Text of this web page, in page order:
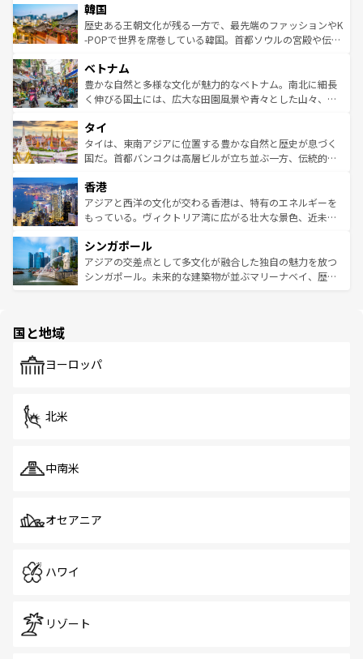
ワイを、存分に味わってほしい。 なお、新着のハワイ情報
はコンテンツ一覧を参照してほしい。
いる。アクティビティも充実しており、サーフィンやダイ
ビング、ハイキングなど、アウトドア好きにはたまらな
い。オーストラリアの多彩な魅力を存分に味わいつくそ
参照してほしい。
ン）、静ひつな山岳地帯である台湾東部など、都市の喧騒
と山間の静けさが共存しており、訪れる人に新しい発見と
驚きをもたらしてくれる。また、奥深い台湾の食文化も魅
容にもいいと評判のスイーツなど、バラエティ豊かな料理
が味わえる。 なお、新着の台湾情報は コンテンツ一覧を参
照してほしい。
韓国
歴史ある王朝文化が残る一方で、最先端のファッションやK
-POPで世界を席巻している韓国。首都ソウルの宮殿や伝統
き、地方に足を延ばせば四季折々の自然美を楽しむことが
できる。そして、キムチや焼肉、絶品のストリートフード
まで、さまざまな韓国料理が待っている。夜には、韓国な
リティに包まれながら、韓国の多彩な魅力を心ゆくまで味
わってみてほしい。 なお、新着の韓国情報はコンテンツ一
覧を参照してほしい。
ベトナム
豊かな自然と多様な文化が魅力的なベトナム。南北に細長
く伸びる国土には、広大な田園風景や青々とした山々、世
急速な発展と共に伝統が息づく。ハノイの古い町並みやホ
ーチミン市のフランス統治時代の建物も、独特の雰囲気を
醸し出している。また、バラエティの豊かさとおいしさで
とつ。フォーやバインミー、ベトナムコーヒーなどは、ぜ
ひ現地で味わいたい。どの地域を訪れてもあたたかい人々
が旅行者を迎えてくれるので、きっと忘れられない旅にな
参照してほしい。
タイ
タイは、東南アジアに位置する豊かな自然と歴史が息づく
国だ。首都バンコクは高層ビルが立ち並ぶ一方、伝統的な
の活気が交差している。北部ではチェンマイなどの山岳地
帯で自然と触れ合い、南部ではプーケットやクラビの美し
いビーチでリゾート気分を楽しむことができる。タイ料理
激する。気候は一年中温暖で、どの季節にも異なる楽しみ
が待っている。親しみやすいタイの人々、仏教を中心とし
た文化、そして多様な観光資源が、訪れる旅人を魅了し続
香港
アジアと西洋の文化が交わる香港は、特有のエネルギーを
もっている。ヴィクトリア湾に広がる壮大な景色、近未来
み、どこを訪れても感動するはず。観光スポットが密集し
ており、効率よく見どころを回れるのも魅力。息をのむよ
うな絶景から文化的な体験まで、香港を存分に楽しみ尽く
シンガポール
アジアの交差点として多文化が融合した独自の魅力を放つ
シンガポール。未来的な建築物が並ぶマリーナベイ、歴史
で、ホーカーズは地元の風情を楽しめる外せないスポット
国と地域
ヨーロッパ
北米
中南米
オセアニア
ハワイ
リゾート